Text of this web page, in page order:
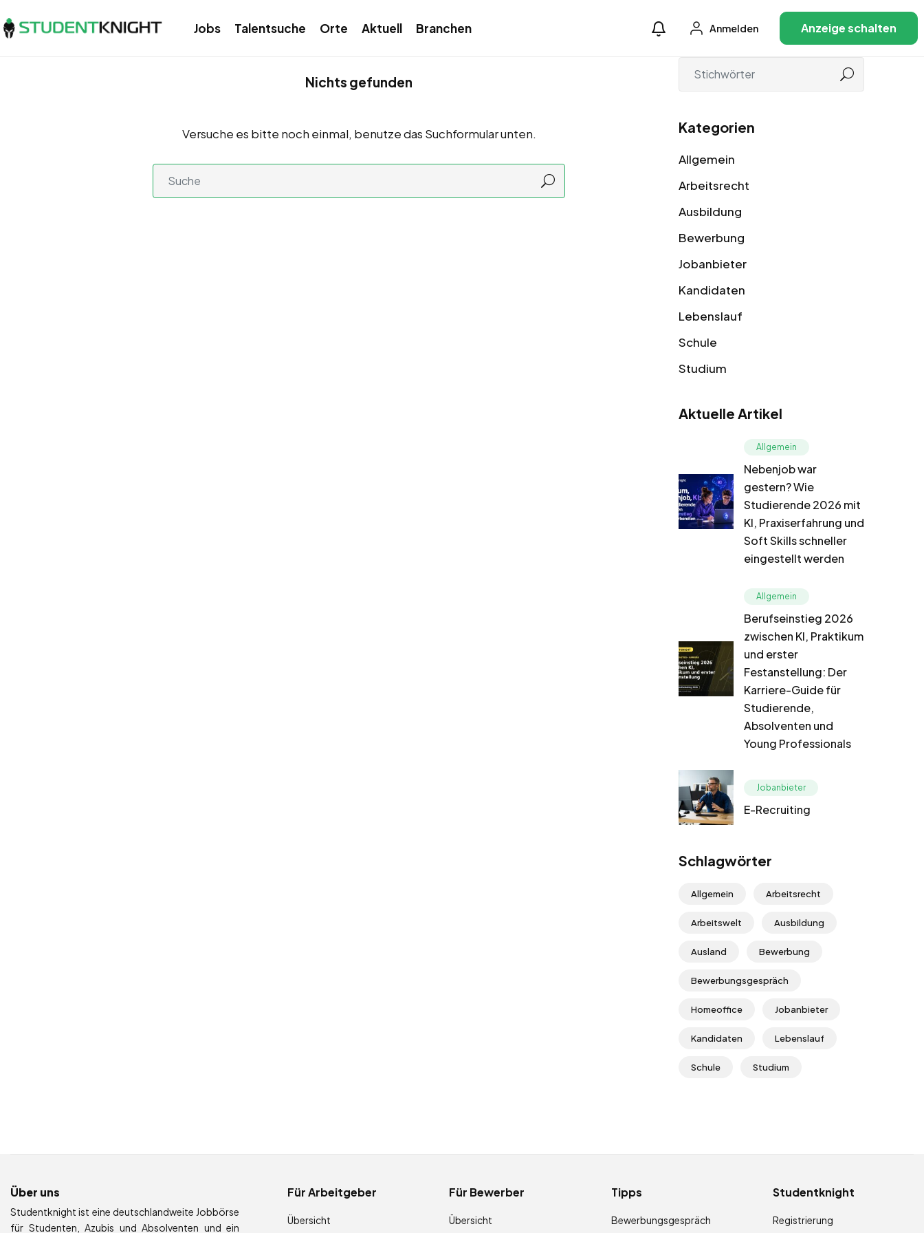
Jobs Talentsuche Orte Aktuell Branchen Anmelden Anzeige schalten
Nichts gefunden
Versuche es bitte noch einmal, benutze das Suchformular unten. Kategorien
Allgemein
Arbeitsrecht
Ausbildung
Bewerbung
Jobanbieter
Kandidaten
Lebenslauf
Schule
Studium
Aktuelle Artikel
Allgemein
Nebenjob war
gestern? Wie
Studierende 2026 mit
KI, Praxiserfahrung und
Soft Skills schneller
eingestellt werden
Allgemein
Berufseinstieg 2026
zwischen KI, Praktikum
und erster
Festanstellung: Der
Karriere-Guide für
Studierende,
Absolventen und
Young Professionals
Jobanbieter
E-Recruiting
Schlagwörter
Allgemein Arbeitsrecht
Arbeitswelt Ausbildung
Ausland Bewerbung
Bewerbungsgespräch
Homeoffice Jobanbieter
Kandidaten Lebenslauf
Schule Studium
Über uns
Studentknight ist eine deutschlandweite Jobbörse
für Studenten, Azubis und Absolventen und ein
Für Arbeitgeber
Übersicht
Für Bewerber
Übersicht
Tipps
Bewerbungsgespräch
Studentknight
Registrierung